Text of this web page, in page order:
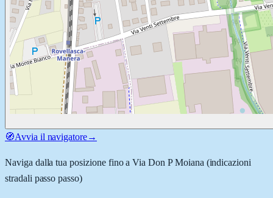
🧭Avvia il navigatore→
Naviga dalla tua posizione fino aVia Don P Moiana (indicazioni
stradali passo passo)